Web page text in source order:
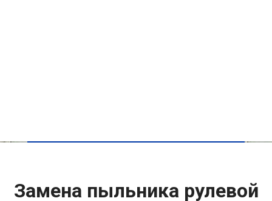
Замена пыльника рулевой